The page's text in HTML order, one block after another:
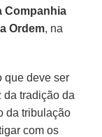
Companhia
Ordem, na
que deve ser
da tradição da
da tribulação
com os